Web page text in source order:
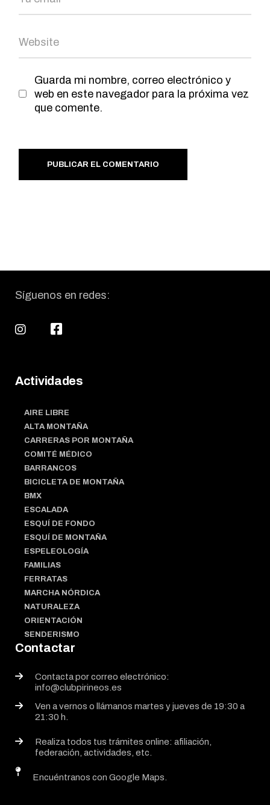
Guarda mi nombre, correo electrónico y
web en este navegador para la próxima vez
que comente.
PUBLICAR EL COMENTARIO
Síguenos en redes:
Actividades
AIRE LIBRE
ALTA MONTAÑA
CARRERAS POR MONTAÑA
COMITÉ MÉDICO
BARRANCOS
BICICLETA DE MONTAÑA
BMX
ESCALADA
ESQUÍ DE FONDO
ESQUÍ DE MONTAÑA
ESPELEOLOGÍA
FAMILIAS
FERRATAS
MARCHA NÓRDICA
NATURALEZA
ORIENTACIÓN
SENDERISMO
Contactar
Contacta por correo electrónico:
info@clubpirineos.es
Ven a vernos o llámanos martes y jueves de 19:30 a
21:30 h.
Realiza todos tus trámites online: afiliación,
federación, actividades, etc.
Encuéntranos con Google Maps.